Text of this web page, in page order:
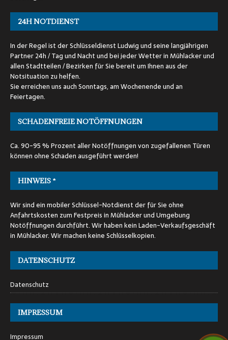
24H NOTDIENST
In der Regel ist der Schlüsseldienst Ludwig und seine langjährigen
Partner 24h / Tag und Nacht und bei jeder Wetter in Mühlacker und
allen Stadtteilen / Bezirken für Sie bereit um Ihnen aus der
Notsituation zu helfen.
Sie erreichen uns auch Sonntags, am Wochenende und an
Feiertagen.
SCHADENFREIE NOTÖFFNUNGEN
Ca. 90-95 % Prozent aller Notöffnungen von zugefallenen Türen
können ohne Schaden ausgeführt werden!
HINWEIS *
Wir sind ein mobiler Schlüssel-Notdienst der für Sie ohne
Anfahrtskosten zum Festpreis in Mühlacker und Umgebung
Notöffnungen durchführt. Wir haben kein Laden-Verkaufsgeschäft
in Mühlacker. Wir machen keine Schlüsselkopien.
DATENSCHUTZ
Datenschutz
IMPRESSUM
Impressum